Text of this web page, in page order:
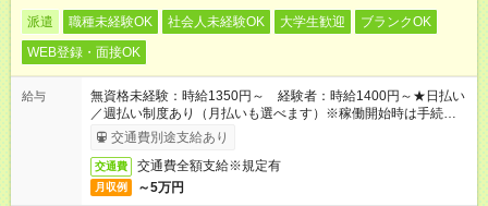
派遣 職種未経験OK 社会人未経験OK 大学生歓迎
ブランクOK
WEB登録・面接OK
給与
無資格未経験：時給1350円～ 経験者：時給1400円～★日払い
／週払い制度あり（月払いも選べます）※稼働開始時は手続き完
了次第のお支払いとなります。
交通費別途支給あり
交通費 交通費全額支給※規定有
月収例 ～5万円